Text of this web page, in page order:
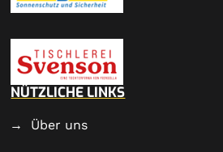
NÜTZLICHE LINKS
Über uns